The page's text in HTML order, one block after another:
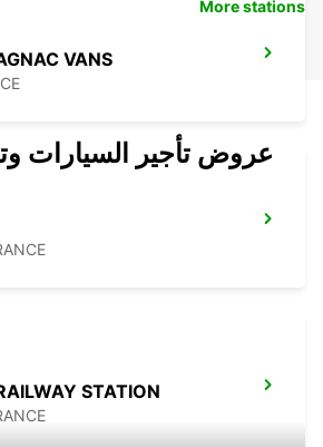
VANS
STATION
More stations
عروض تأجير السيارات